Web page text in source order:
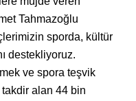
Tahmazoğlu
sporda, kültür
destekliyoruz.
ve spora teşvik
alan 44 bin